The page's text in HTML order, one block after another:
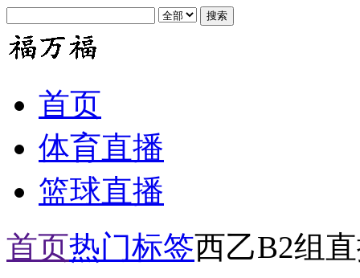
首页
体育直播
篮球直播
首页热门标签西乙B2组